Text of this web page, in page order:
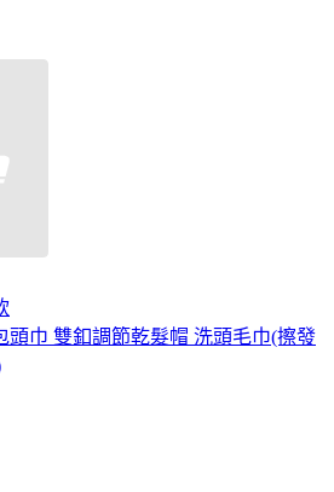
頭巾 雙釦調節乾髮帽 洗頭毛巾(擦發